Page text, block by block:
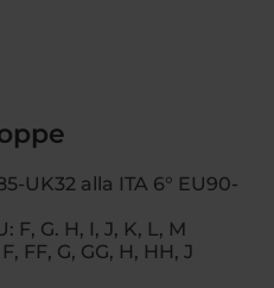
UK32 alla ITA 6° EU90-
F, G. H, I, J, K, L, M
FF, G, GG, H, HH, J